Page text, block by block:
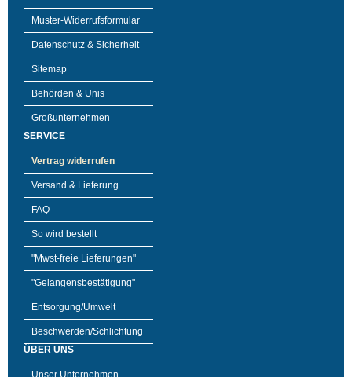
Muster-Widerrufsformular
Datenschutz & Sicherheit
Sitemap
Behörden & Unis
Großunternehmen
SERVICE
Vertrag widerrufen
Versand & Lieferung
FAQ
So wird bestellt
"Mwst-freie Lieferungen"
"Gelangensbestätigung"
Entsorgung/Umwelt
Beschwerden/Schlichtung
ÜBER UNS
Unser Unternehmen